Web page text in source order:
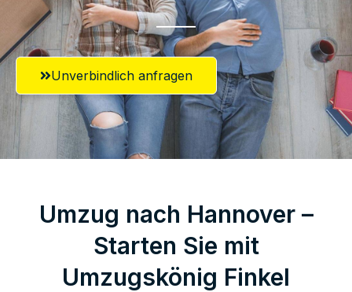
Unverbindlich anfragen
Umzug nach Hannover –
Starten Sie mit
Umzugskönig Finkel